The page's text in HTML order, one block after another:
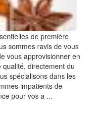
de première
sommes ravis de vous
vous approvisionner en
directement du
spécialisons dans les
impatients de
pour vos a ...